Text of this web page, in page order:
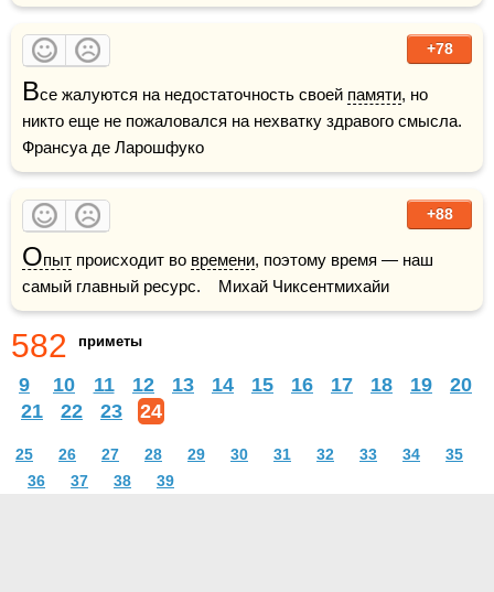
+78
Все жалуются на недостаточность своей памяти, но
никто еще не пожаловался на нехватку здравого смысла.
Франсуа де Ларошфуко
+88
Опыт происходит во времени, поэтому время — наш
самый главный ресурс.    Михай Чиксентмихайи
582 приметы
9 10 11 12 13 14 15 16 17 18 19
20
21
22 23 24
25 26 27 28 29 30 31 32 33 34
35
36
37 38 39